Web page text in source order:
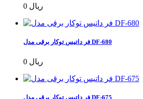
0 ریال
فر داتیس توکار برقی مدل DF-680
0 ریال
فر داتیس توکار برقی مدل DF-675